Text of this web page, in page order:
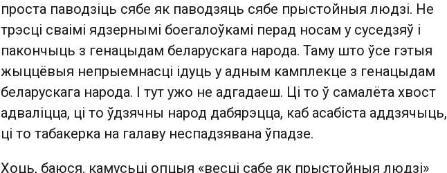
проста паводзіць сябе як паводзяць сябе прыстойныя людзі. Не
трэсці сваімі ядзернымі боегалоўкамі перад носам у суседзяў і
пакончыць з генацыдам беларускага народа. Таму што ўсе гэтыя
жыццёвыя непрыемнасці ідуць у адным камплекце з генацыдам
беларускага народа. І тут ужо не адгадаеш. Ці то ў самалёта хвост
адваліцца, ці то ўдзячны народ дабярэцца, каб асабіста аддзячыць,
ці то табакерка на галаву неспадзявана ўпадзе.
Хоць, баюся, камусьці опцыя «весці сабе як прыстойныя людзі»